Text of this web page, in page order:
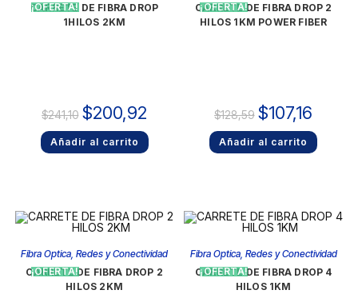
¡OFERTA!
CARRETE DE FIBRA DROP
1HILOS 2KM
$241,10 $200,92
Añadir al carrito
¡OFERTA!
CARRETE DE FIBRA DROP 2
HILOS 1KM POWER FIBER
$128,59 $107,16
Añadir al carrito
¡OFERTA!
Fibra Optica,Redes y Conectividad
CARRETE DE FIBRA DROP 2
HILOS 2KM
¡OFERTA!
Fibra Optica, Redes y Conectividad
CARRETE DE FIBRA DROP 4
HILOS 1KM